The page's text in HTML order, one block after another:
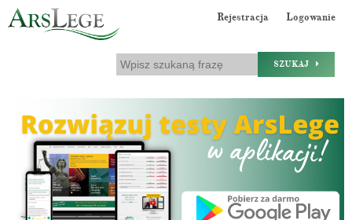
Rejestracja Logowanie
SZUKAJ